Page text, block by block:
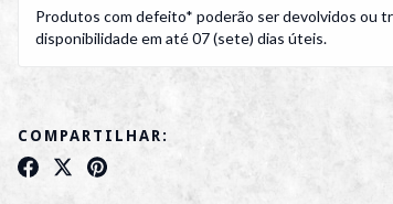
Produtos com defeito* poderão ser devolvidos ou
disponibilidade em até 07 (sete) dias úteis.
COMPARTILHAR: